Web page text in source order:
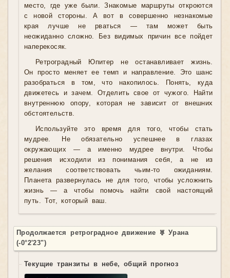
место, где уже были. Знакомые маршруты откроются
с новой стороны. А вот в совершенно незнакомые
края лучше не рваться — там может быть
неожиданно сложно. Без видимых причин все пойдет
наперекосяк.
Ретроградный Юпитер не останавливает жизнь.
Он просто меняет ее темп и направление. Это шанс
разобраться в том, что накопилось. Понять, куда
движетесь и зачем. Отделить свое от чужого. Найти
внутреннюю опору, которая не зависит от внешних
обстоятельств.
Используйте это время для того, чтобы стать
мудрее. Не обязательно успешнее в глазах
окружающих — а именно мудрее внутри. Чтобы
решения исходили из понимания себя, а не из
желания соответствовать чьим-то ожиданиям.
Планета развернулась не для того, чтобы усложнить
жизнь — а чтобы помочь найти свой настоящий
путь. Тот, который ваш.
Продолжается ретроградное движение ♅ Урана
(-0°2'23")
Текущие транзиты в небе, общий прогноз